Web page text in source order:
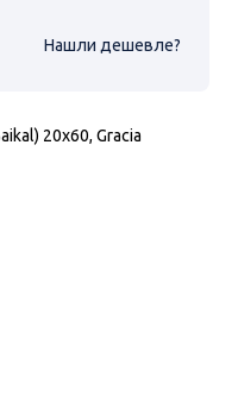
Нашли дешевле?
20х60, Gracia